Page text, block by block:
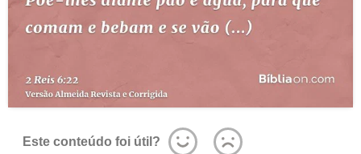
Este conteúdo foi útil?